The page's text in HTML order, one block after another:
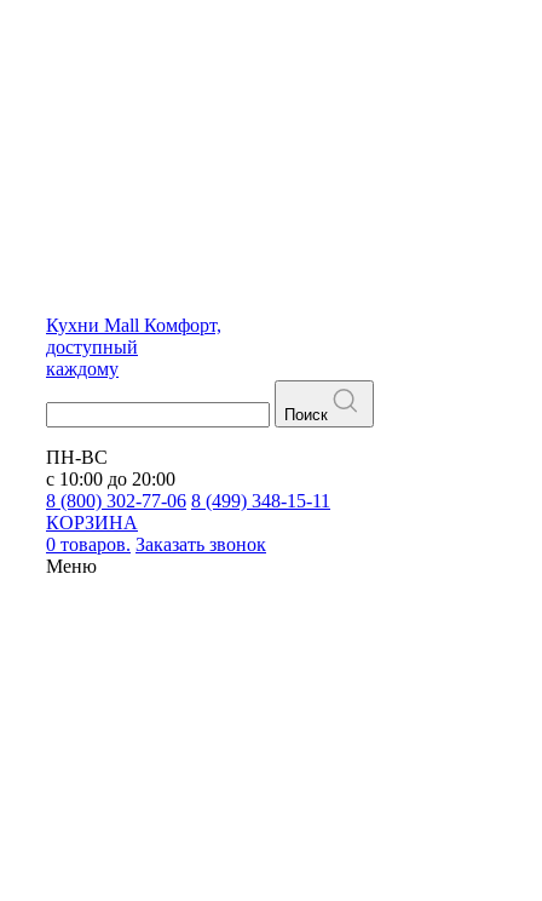
Кухни Mall Комфорт,
доступный
каждому
Поиск
ПН-ВС
с 10:00 до 20:00
8 (800) 302-77-06 8 (499) 348-15-11
КОРЗИНА
0 товаров. Заказать звонок
Меню